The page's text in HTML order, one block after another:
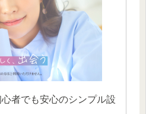
者でも安心のシンプル設